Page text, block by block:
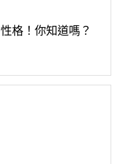
格！你知道嗎？